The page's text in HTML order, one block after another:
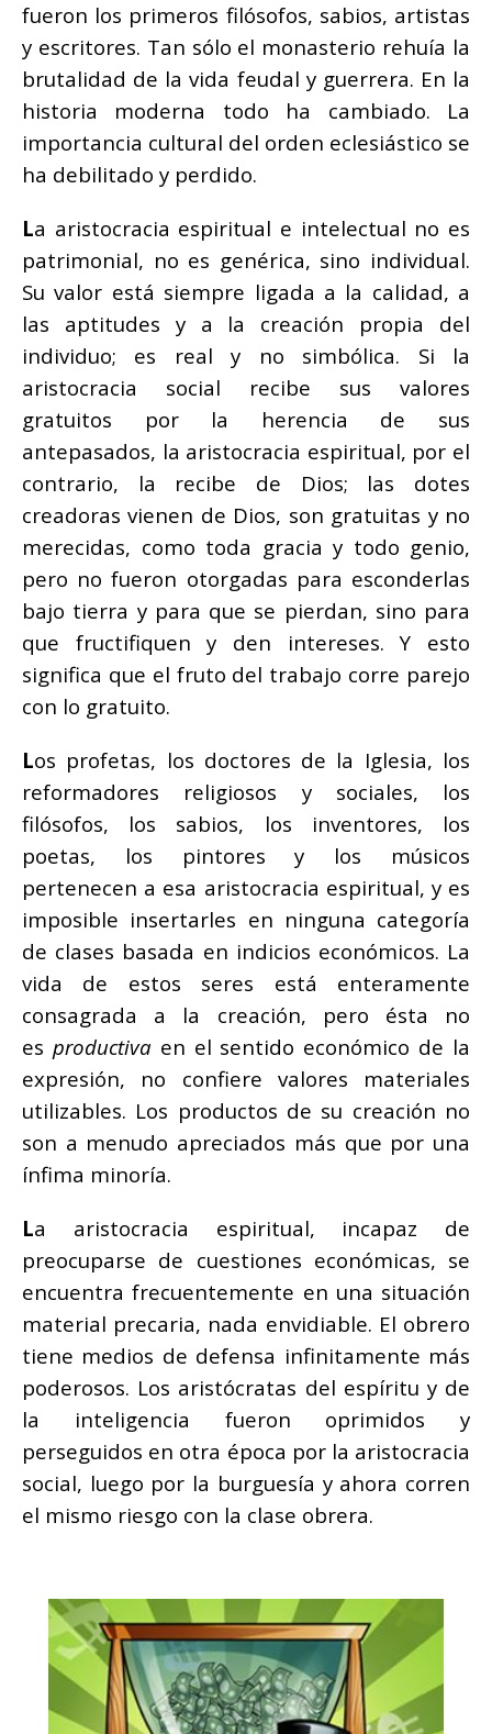
fueron los primeros filósofos, sabios, artistas
y escritores. Tan sólo el monasterio rehuía la
brutalidad de la vida feudal y guerrera. En la
historia moderna todo ha cambiado. La
importancia cultural del orden eclesiástico se
ha debilitado y perdido.
La aristocracia espiritual e intelectual no es
patrimonial, no es genérica, sino individual.
Su valor está siempre ligada a la calidad, a
las aptitudes y a la creación propia del
individuo; es real y no simbólica. Si la
aristocracia social recibe sus valores
gratuitos por la herencia de sus
antepasados, la aristocracia espiritual, por el
contrario, la recibe de Dios; las dotes
creadoras vienen de Dios, son gratuitas y no
merecidas, como toda gracia y todo genio,
pero no fueron otorgadas para esconderlas
bajo tierra y para que se pierdan, sino para
que fructifiquen y den intereses. Y esto
significa que el fruto del trabajo corre parejo
con lo gratuito.
Los profetas, los doctores de la Iglesia, los
reformadores religiosos y sociales, los
filósofos, los sabios, los inventores, los
poetas, los pintores y los músicos
pertenecen a esa aristocracia espiritual, y es
imposible insertarles en ninguna categoría
de clases basada en indicios económicos. La
vida de estos seres está enteramente
consagrada a la creación, pero ésta no
es productiva en el sentido económico de la
expresión, no confiere valores materiales
utilizables. Los productos de su creación no
son a menudo apreciados más que por una
ínfima minoría.
La aristocracia espiritual, incapaz de
preocuparse de cuestiones económicas, se
encuentra frecuentemente en una situación
material precaria, nada envidiable. El obrero
tiene medios de defensa infinitamente más
poderosos. Los aristócratas del espíritu y de
la inteligencia fueron oprimidos y
perseguidos en otra época por la aristocracia
social, luego por la burguesía y ahora corren
el mismo riesgo con la clase obrera.